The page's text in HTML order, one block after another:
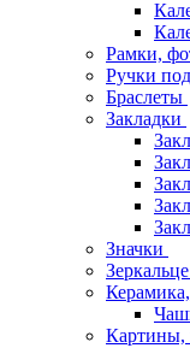
Рамки,
Ручки
Браслеты
Закладки
Значки
Картины,